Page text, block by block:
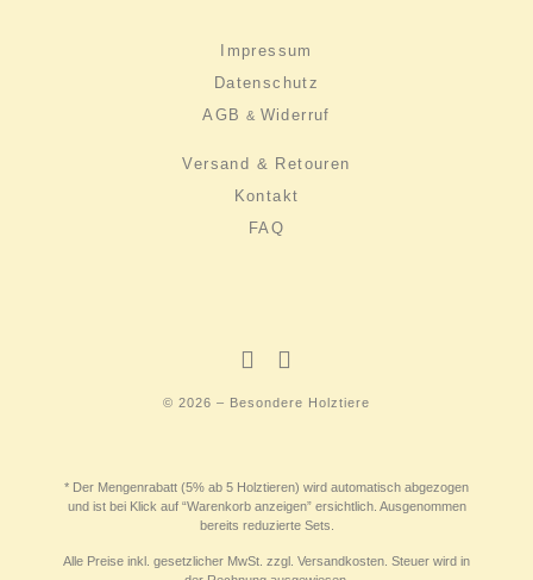
Impressum
Datenschutz
AGB & Widerruf
Versand & Retouren
Kontakt
FAQ
© 2026 – Besondere Holztiere
* Der Mengenrabatt (5% ab 5 Holztieren) wird automatisch abgezogen
und ist bei Klick auf “Warenkorb anzeigen” ersichtlich. Ausgenommen
bereits reduzierte Sets.
Alle Preise inkl. gesetzlicher MwSt. zzgl. Versandkosten. Steuer wird in